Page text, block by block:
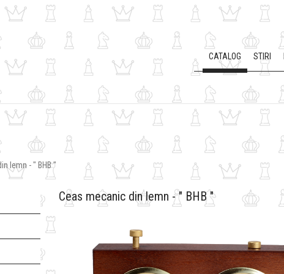
CATALOG STIRI
lemn - " BHB "
Ceas mecanic din lemn - " BHB "